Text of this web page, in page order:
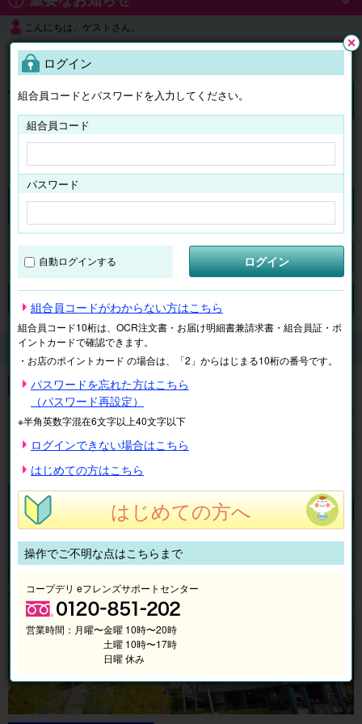
こんにちは、ゲストさん。
よくある質問
ログイン
チケット マイページ
検索
チケット 東京ドームシティ
東京ドームシティ
る
ログイン
組合員コードとパスワードを入力してください。
組合員コード
パスワード
自動ログインする ログイン
組合員コードがわからない方はこちら
組合員コード10桁は、OCR注文書・お届け明細書兼請求書・組合員証・ポ
イントカードで確認できます。
・お店のポイントカード の場合は、「2」からはじまる10桁の番号です。
パスワードを忘れた方はこちら
（パスワード再設定）
※半角英数字混在6文字以上40文字以下
ログインできない場合はこちら
はじめての方はこちら
はじめての方へ
操作でご不明な点はこちらまで
コープデリ eフレンズサポートセンター
営業時間： 月曜〜金曜 10時〜20時
土曜 10時〜17時
日曜 休み